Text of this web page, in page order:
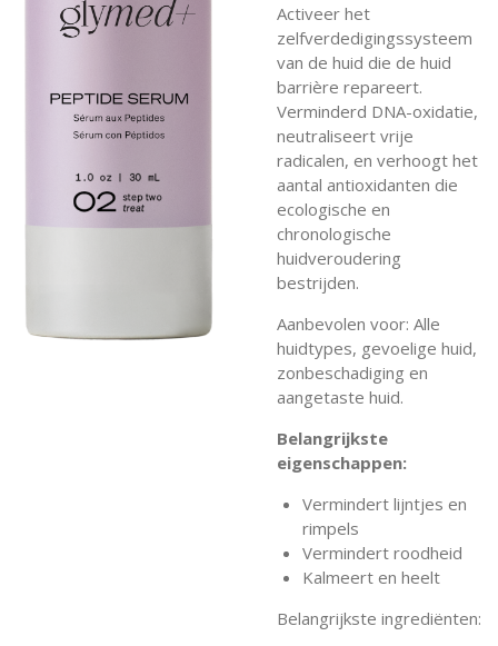
Activeer het
zelfverdedigingssysteem
van de huid die de huid
barrière repareert.
Verminderd DNA-oxidatie,
neutraliseert vrije
radicalen, en verhoogt het
aantal antioxidanten die
ecologische en
chronologische
huidveroudering
bestrijden.
Aanbevolen voor: Alle
huidtypes, gevoelige huid,
zonbeschadiging en
aangetaste huid.
Belangrijkste
eigenschappen:
Vermindert lijntjes en
rimpels
Vermindert roodheid
Kalmeert en heelt
Belangrijkste ingrediënten: